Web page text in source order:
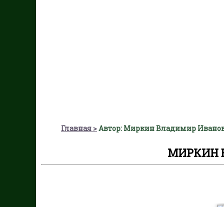
Главная Автор: Миркин Владимир
МИРКИН